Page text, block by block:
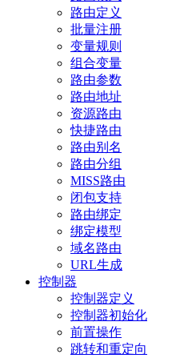
路由定义
批量注册
变量规则
组合变量
路由参数
路由地址
资源路由
快捷路由
路由别名
路由分组
MISS路由
闭包支持
路由绑定
绑定模型
域名路由
URL生成
控制器
控制器定义
控制器初始化
前置操作
跳转和重定向